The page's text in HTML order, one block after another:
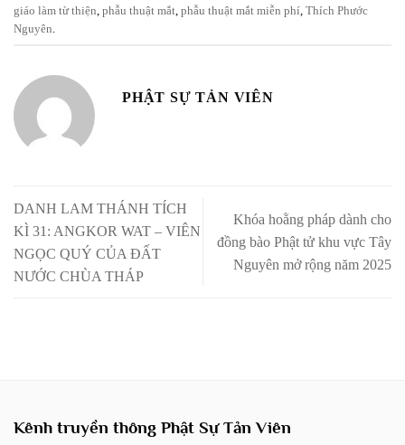
giáo làm từ thiện phẫu thuật mắt phẫu thuật mắt miễn phí Thích Phước
Nguyên
PHẬT SỰ TẢN VIÊN
DANH LAM THÁNH TÍCH
KÌ 31: ANGKOR WAT – VIÊN
NGỌC QUÝ CỦA ĐẤT
NƯỚC CHÙA THÁP
Khóa hoằng pháp dành cho
đồng bào Phật tử khu vực Tây
Nguyên mở rộng năm 2025
Kênh truyền thông Phật Sự Tản Viên